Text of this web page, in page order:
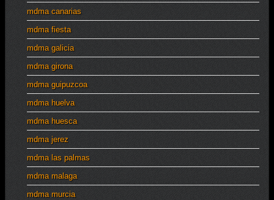
mdma canarias
mdma fiesta
mdma galicia
mdma girona
mdma guipuzcoa
mdma huelva
mdma huesca
mdma jerez
mdma las palmas
mdma malaga
mdma murcia